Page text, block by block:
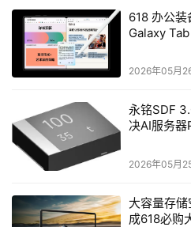
视角去创新一个交易所。
很快，木木决定，要做一个“
足”的交易平台。
满足用户的需求的第一步，就
们挑选。
2013年底，Gate.io上线了将
又一个新项目接踵而至。
618 办公
Galaxy
2026年05月
永铭SDF
决AI服务
2026年05月
大容量存
成618必购